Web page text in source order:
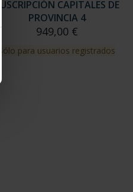
SUSCRIPCIÓN CAPITALES DE
PROVINCIA 4
949,00 €
Sólo para usuarios registrados